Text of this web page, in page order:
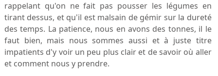
rappelant qu'on ne fait pas pousser les légumes en
tirant dessus, et qu'il est malsain de gémir sur la dureté
des temps. La patience, nous en avons des tonnes, il le
faut bien, mais nous sommes aussi et à juste titre
impatients d'y voir un peu plus clair et de savoir où aller
et comment nous y prendre.